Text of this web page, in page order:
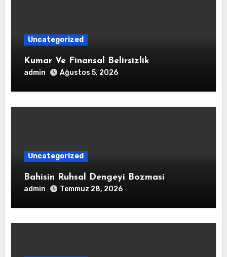
Uncategorized
Kumar Ve Finansal Belirsizlik
admin Ağustos 5, 2026
Uncategorized
Bahisin Ruhsal Dengeyi Bozmasi
admin Temmuz 28, 2026